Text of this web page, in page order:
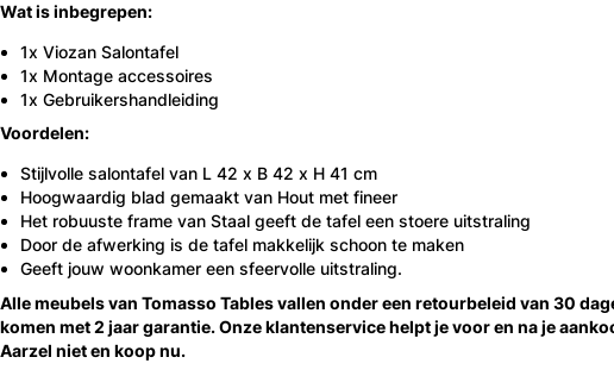
Wat is inbegrepen:
1x Viozan Salontafel
1x Montage accessoires
1x Gebruikershandleiding
Voordelen:
Stijlvolle salontafel van L 42 x B 42 x H 41 cm
Hoogwaardig blad gemaakt van Hout met fineer
Het robuuste frame van Staal geeft de tafel een stoere uitstraling
Door de afwerking is de tafel makkelijk schoon te maken
Geeft jouw woonkamer een sfeervolle uitstraling.
Alle meubels van Tomasso Tables vallen onder een retourbeleid van 30
komen met 2 jaar garantie. Onze klantenservice helpt je voor en na je
Aarzel niet en koop nu.